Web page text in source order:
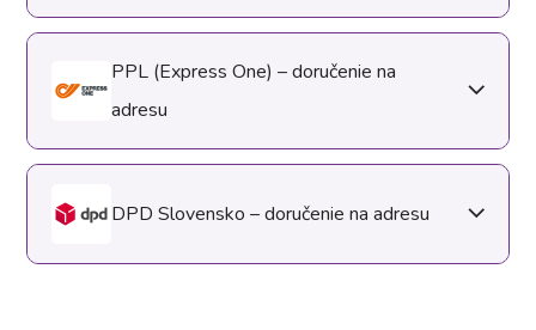
PPL (Express One) – doručenie na
adresu
DPD Slovensko – doručenie na adresu